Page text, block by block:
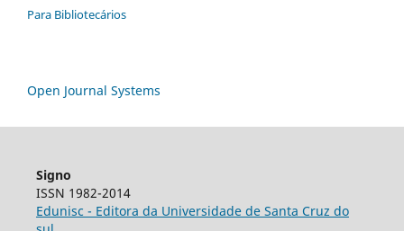
Para Bibliotecários
Open Journal Systems
Signo
ISSN 1982-2014
Edunisc - Editora da Universidade de Santa Cruz do